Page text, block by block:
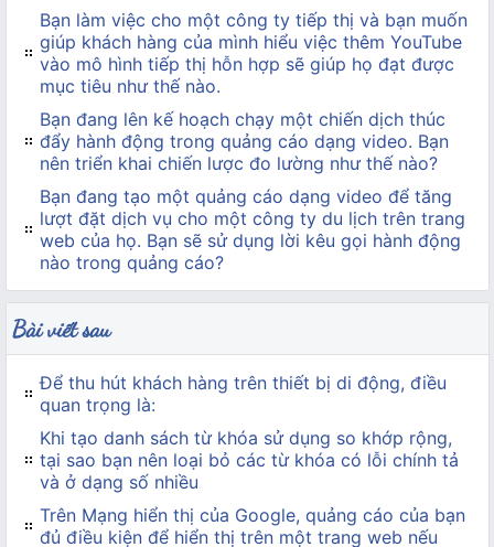
Bạn làm việc cho một công ty tiếp thị và bạn muốn
giúp khách hàng của mình hiểu việc thêm YouTube
vào mô hình tiếp thị hỗn hợp sẽ giúp họ đạt được
mục tiêu như thế nào.
Bạn đang lên kế hoạch chạy một chiến dịch thúc
đẩy hành động trong quảng cáo dạng video. Bạn
nên triển khai chiến lược đo lường như thế nào?
Bạn đang tạo một quảng cáo dạng video để tăng
lượt đặt dịch vụ cho một công ty du lịch trên trang
web của họ. Bạn sẽ sử dụng lời kêu gọi hành động
nào trong quảng cáo?
Bài viết sau
Để thu hút khách hàng trên thiết bị di động, điều
quan trọng là:
Khi tạo danh sách từ khóa sử dụng so khớp rộng,
tại sao bạn nên loại bỏ các từ khóa có lỗi chính tả
và ở dạng số nhiều
Trên Mạng hiển thị của Google, quảng cáo của bạn
đủ điều kiện để hiển thị trên một trang web nếu